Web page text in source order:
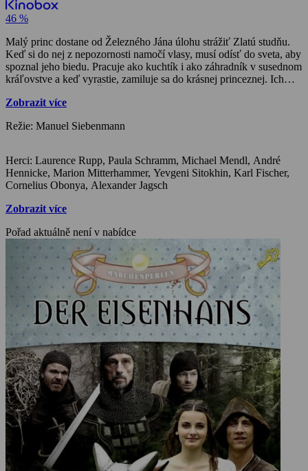
46 %
Malý princ dostane od Železného Jána úlohu strážiť Zlatú studňu.
Keď si do nej z nepozornosti namočí vlasy, musí odísť do sveta, aby
spoznal jeho biedu. Pracuje ako kuchtík i ako záhradník v susednom
kráľovstve a keď vyrastie, zamiluje sa do krásnej princeznej. Ich
iba poprosiť Železného Jána o pomoc…
Zobrazit více
Režie: Manuel Siebenmann
Herci: Laurence Rupp, Paula Schramm, Michael Mendl, André
Hennicke, Marion Mitterhammer, Yevgeni Sitokhin, Karl Fischer,
Cornelius Obonya, Alexander Jagsch
Zobrazit více
Pořad aktuálně není v nabídce